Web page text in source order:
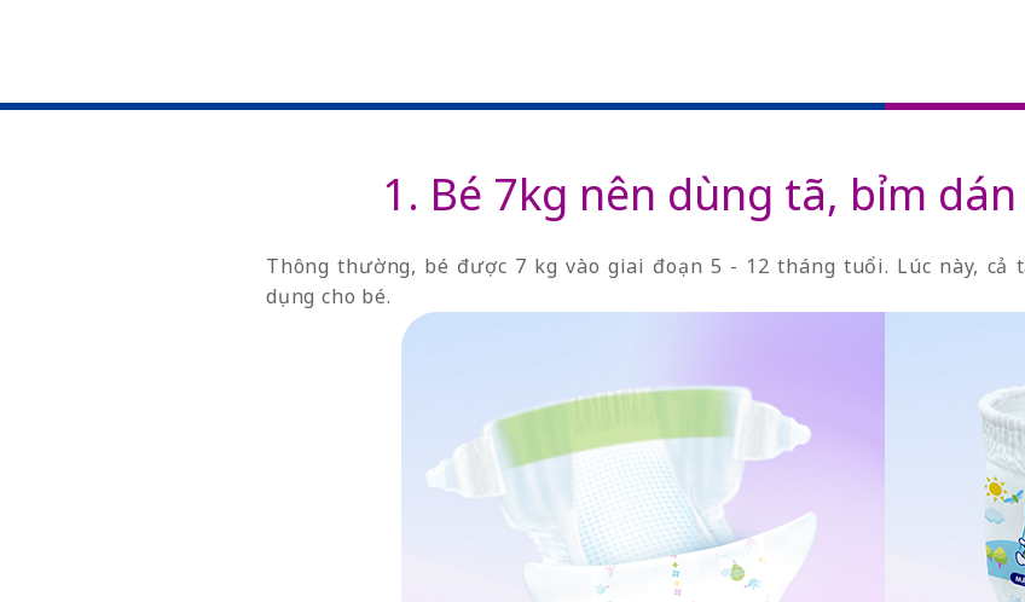
1. Bé 7kg nên dùng tã, bỉm
Thông thường, bé được 7 kg vào giai đoạn 5 - 12 tháng tuổi. Lúc này,
dụng cho bé.